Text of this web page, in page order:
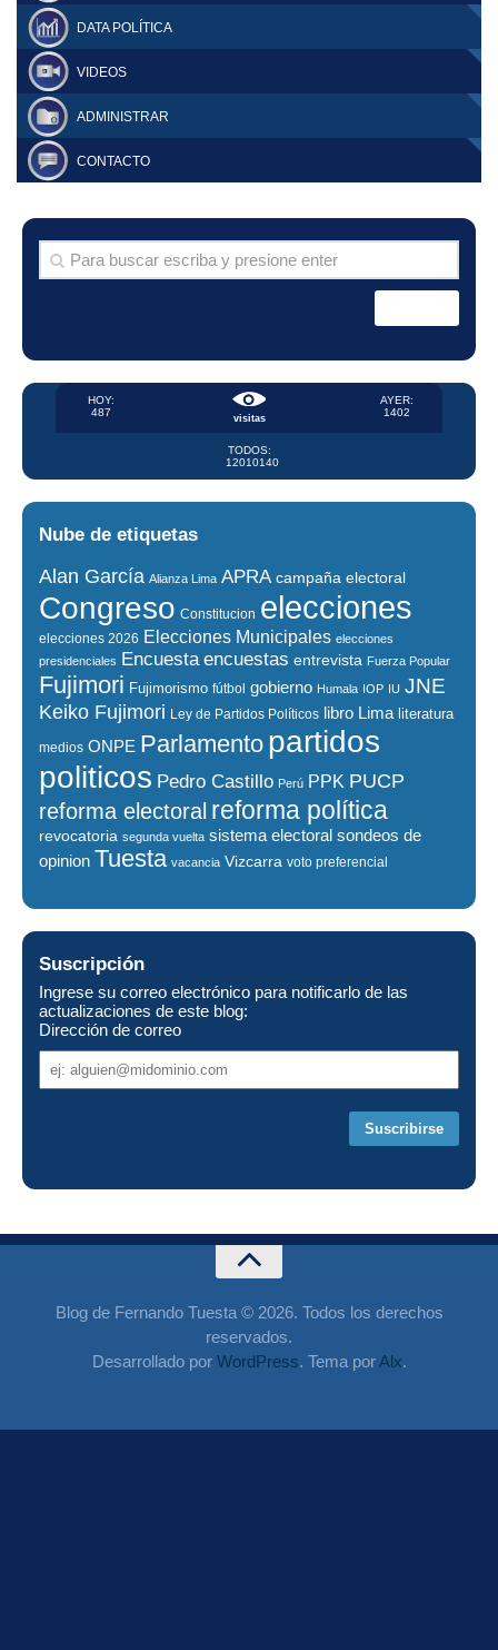
DATA POLÍTICA
VIDEOS
ADMINISTRAR
CONTACTO
visitas
HOY:
487
AYER:
1402
TODOS:
12010140
Nube de etiquetas
Alan García Alianza Lima APRA campaña electoral
Congreso Constitucion elecciones
elecciones 2026 Elecciones Municipales elecciones
presidenciales
Encuesta encuestas entrevista Fuerza Popular
Fujimori Fujimorismo fútbol gobierno Humala IOP IU JNE
Keiko Fujimori Ley de Partidos Políticos libro Lima literatura
medios ONPE Parlamento partidos
politicos Pedro Castillo Perú PPK PUCP
reforma electoral reforma política
revocatoria segunda vuelta sistema electoral sondeos de
opinion Tuesta vacancia Vizcarra voto preferencial
Suscripción
Ingrese su correo electrónico para notificarlo de las
actualizaciones de este blog:
Dirección de correo
de
Blog de Fernando Tuesta © 2026. Todos los derechos
reservados.
Desarrollado por WordPress. Tema porAlx.